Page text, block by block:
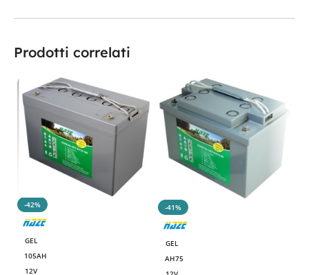
Prodotti correlati
-42%
GEL
105AH
12V
-41%
GEL
AH75